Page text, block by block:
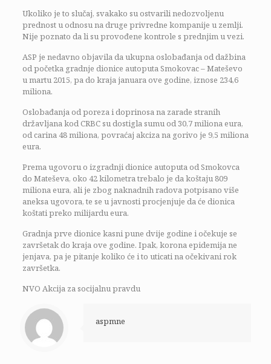
Ukoliko je to slučaj, svakako su ostvarili nedozvoljenu
prednost u odnosu na druge privredne kompanije u zemlji.
Nije poznato da li su provođene kontrole s prednjim u vezi.
ASP je nedavno objavila da ukupna oslobađanja od dažbina
od početka gradnje dionice autoputa Smokovac – Mateševo
u martu 2015, pa do kraja januara ove godine, iznose 234,6
miliona.
Oslobađanja od poreza i doprinosa na zarade stranih
državljana kod CRBC su dostigla sumu od 30,7 miliona eura,
od carina 48 miliona, povraćaj akciza na gorivo je 9,5 miliona
eura.
Prema ugovoru o izgradnji dionice autoputa od Smokovca
do Mateševa, oko 42 kilometra trebalo je da koštaju 809
miliona eura, ali je zbog naknadnih radova potpisano više
aneksa ugovora, te se u javnosti procjenjuje da će dionica
koštati preko milijardu eura.
Gradnja prve dionice kasni pune dvije godine i očekuje se
završetak do kraja ove godine. Ipak, korona epidemija ne
jenjava, pa je pitanje koliko će i to uticati na očekivani rok
završetka.
NVO Akcija za socijalnu pravdu
aspmne